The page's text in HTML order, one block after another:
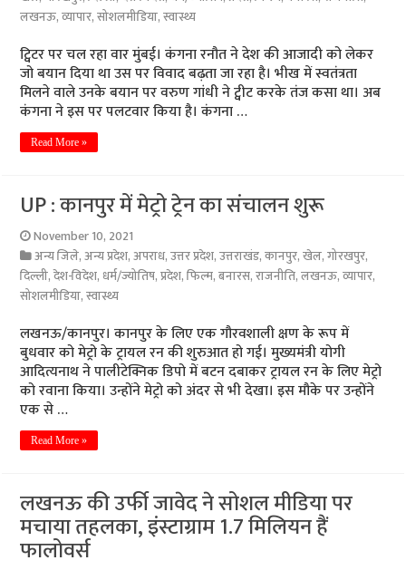
लखनऊ,व्यापार,सोशलमीडिया,स्वास्थ्य
ट्विटर पर चल रहा वार मुंबई। कंगना रनौत ने देश की आजादी को लेकर
जो बयान दिया था उस पर विवाद बढ़ता जा रहा है। भीख में स्वतंत्रता
मिलने वाले उनके बयान पर वरुण गांधी ने ट्वीट करके तंज कसा था। अब
कंगना ने इस पर पलटवार किया है। कंगना …
Read More »
UP : कानपुर में मेट्रो ट्रेन का संचालन शुरू
November 10, 2021
अन्य जिले,अन्य प्रदेश,अपराध,उत्तर प्रदेश,उत्तराखंड,कानपुर,खेल,गोरखपुर,
दिल्ली,देश-विदेश, धर्म/ज्योतिष,प्रदेश,फिल्म,बनारस,राजनीति,लखनऊ,व्यापार,
सोशलमीडिया,स्वास्थ्य
लखनऊ/कानपुर। कानपुर के लिए एक गौरवशाली क्षण के रूप में
बुधवार को मेट्रो के ट्रायल रन की शुरुआत हो गई। मुख्यमंत्री योगी
आदित्यनाथ ने पालीटेक्निक डिपो में बटन दबाकर ट्रायल रन के लिए मेट्रो
को रवाना किया। उन्होंने मेट्रो को अंदर से भी देखा। इस मौके पर उन्होंने
एक से …
Read More »
लखनऊ की उर्फी जावेद ने सोशल मीडिया पर
मचाया तहलका, इंस्टाग्राम 1.7 मिलियन हैं
फालोवर्स